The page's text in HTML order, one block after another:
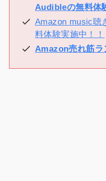
Audibleの無料体
Amazon music聴
料体験実施中！！
Amazon売れ筋ラ